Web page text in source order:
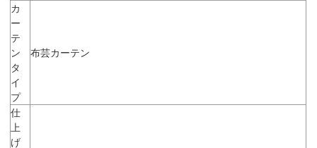
カ
ー
テ
ン
タ
イ
プ
布芸カーテン
仕
上
げ